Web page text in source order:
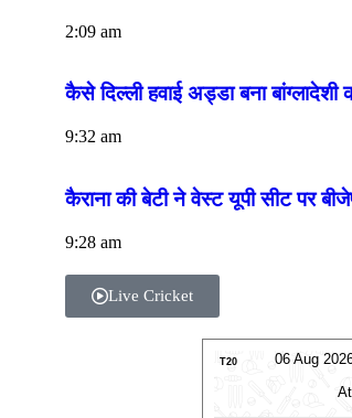
2:09 am
कैसे दिल्ली हवाई अड्डा बना बांग्लादेशी
9:32 am
कैराना की बेटी ने वेस्ट यूपी सीट पर
9:28 am
Live Cricket
06 Aug
T20
At